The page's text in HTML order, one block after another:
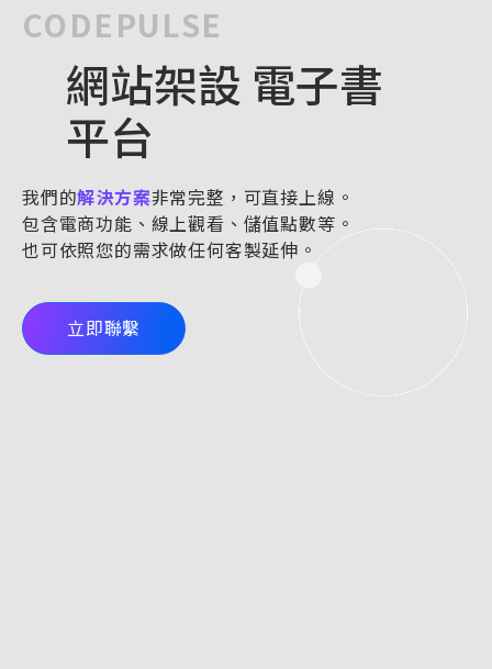
CODEPULSE
網站架設 電子書
平台
我們的解決方案非常完整，可直接上線。
包含電商功能、線上觀看、儲值點數等。
也可依照您的需求做任何客製延伸。
立即聯繫